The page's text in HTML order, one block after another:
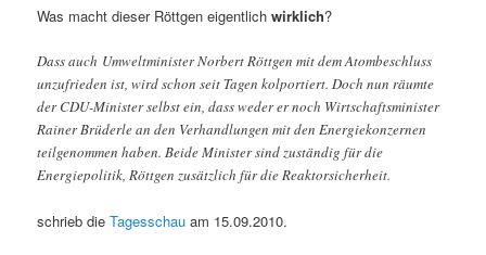
Was macht dieser Röttgen eigentlichwirklich?
Dass auch Umweltminister Norbert Röttgen mit dem Atombeschluss
unzufrieden ist, wird schon seit Tagen kolportiert. Doch nun räumte
der CDU-Minister selbst ein, dass weder er noch Wirtschaftsminister
Rainer Brüderle an den Verhandlungen mit den Energiekonzernen
teilgenommen haben. Beide Minister sind zuständig für die
Energiepolitik, Röttgen zusätzlich für die Reaktorsicherheit.
schrieb dieTagesschau am 15.09.2010.